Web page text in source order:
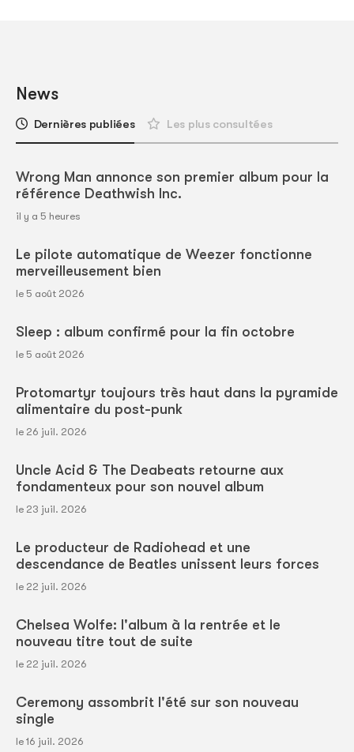
News
Dernières publiées Les plus consultées
Wrong Man annonce son premier album pour la
référence Deathwish Inc.
il y a 5 heures
Le pilote automatique de Weezer fonctionne
merveilleusement bien
le 5 août 2026
Sleep : album confirmé pour la fin octobre
le 5 août 2026
Protomartyr toujours très haut dans la pyramide
alimentaire du post-punk
le 26 juil. 2026
Uncle Acid & The Deabeats retourne aux
fondamenteux pour son nouvel album
le 23 juil. 2026
Le producteur de Radiohead et une
descendance de Beatles unissent leurs forces
le 22 juil. 2026
Chelsea Wolfe: l'album à la rentrée et le
nouveau titre tout de suite
le 22 juil. 2026
Ceremony assombrit l'été sur son nouveau
single
le 16 juil. 2026